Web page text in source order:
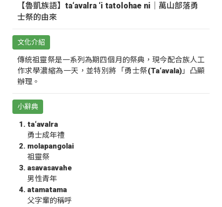
【魯凱族語】ta‘avalra ‘i tatolohae ni｜萬山部落勇
士祭的由來
文化介紹
傳統祖靈祭是一系列為期四個月的祭典，現今配合族人工
作求學濃縮為一天，並特別將「勇士祭(Ta‘avala)」凸顯
辦理。
小辭典
ta‘avalra
勇士成年禮
molapangolai
祖靈祭
asavasavahe
男性青年
atamatama
父字輩的稱呼